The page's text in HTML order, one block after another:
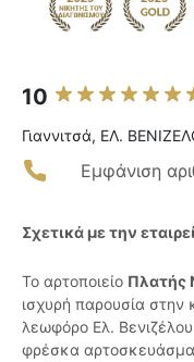
10
Γιαννιτσά, ΕΛ.
Εμφάνιση
Σχετικά με την
Το αρτοποιείο Πλατής
ισχυρή παρουσία στην
λεωφόρο Ελ.
φρέσκα